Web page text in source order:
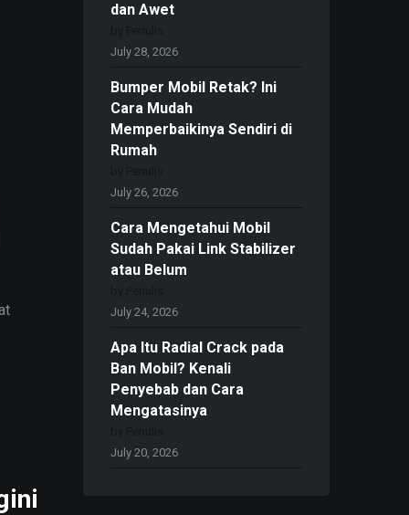
dan Awet
July 28, 2026
Bumper Mobil Retak? Ini
Cara Mudah
Memperbaikinya Sendiri di
Rumah
July 26, 2026
Cara Mengetahui Mobil
Sudah Pakai Link Stabilizer
atau Belum
July 24, 2026
Apa Itu Radial Crack pada
Ban Mobil? Kenali
Penyebab dan Cara
Mengatasinya
July 20, 2026